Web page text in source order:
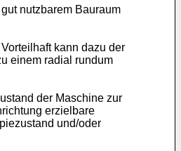
nutzbarem Bauraum
kann dazu der
einem radial rundum
der Maschine zur
erzielbare
und/oder